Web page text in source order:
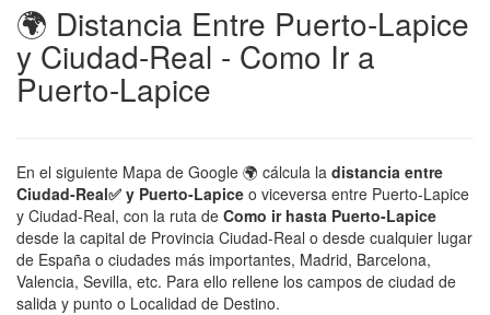
🌍 Distancia Entre Puerto-Lapice
y Ciudad-Real - Como Ir a
Puerto-Lapice
En el siguiente Mapa de Google 🌍 cálcula la distancia entre
Ciudad-Real✅ y Puerto-Lapice o viceversa entre Puerto-Lapice
y Ciudad-Real, con la ruta de Como ir hasta Puerto-Lapice
desde la capital de Provincia Ciudad-Real o desde cualquier lugar
de España o ciudades más importantes, Madrid, Barcelona,
Valencia, Sevilla, etc. Para ello rellene los campos de ciudad de
salida y punto o Localidad de Destino.